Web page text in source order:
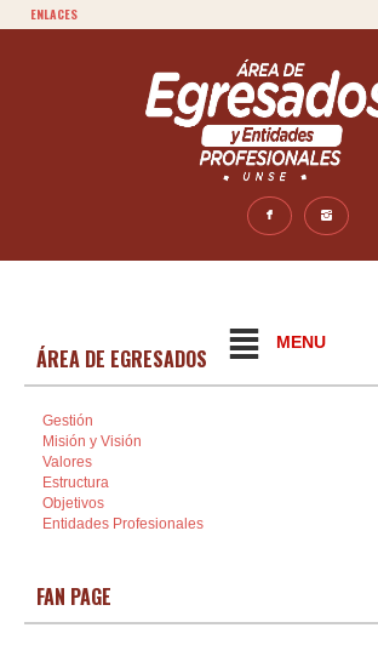
ENLACES
MENU
ÁREA DE EGRESADOS
Gestión
Misión y Visión
Valores
Estructura
Objetivos
Entidades Profesionales
FAN PAGE